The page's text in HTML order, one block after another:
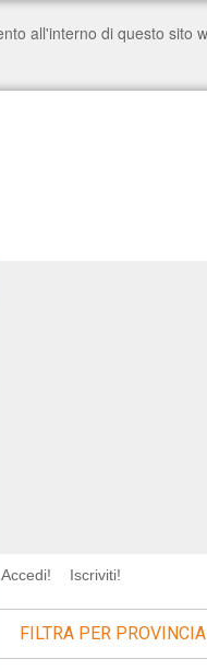
Accedi! Iscriviti!
FILTRA PER PROVINCIA